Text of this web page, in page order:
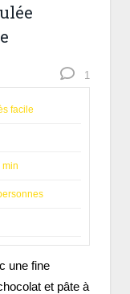
1
facile
min
une fine
et pâte à